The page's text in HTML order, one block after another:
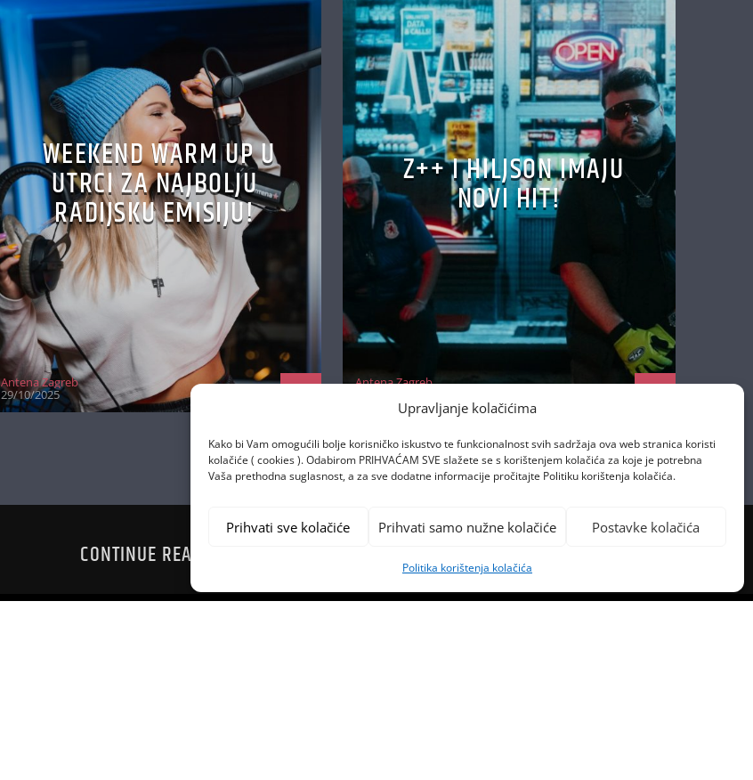
Upravljanje kolačićima
Kako bi Vam omogućili bolje korisničko iskustvo te funkcionalnost svih sadržaja ova web stranica koristi
kolačiće ( cookies ). Odabirom PRIHVAĆAM SVE slažete se s korištenjem kolačića za koje je potrebna
Vaša prethodna suglasnost, a za sve dodatne informacije pročitajte Politiku korištenja kolačića.
Prihvati sve kolačiće Prihvati samo nužne kolačiće Postavke kolačića
Politika korištenja kolačića
WEEKEND WARM UP U
UTRCI ZA NAJBOLJU
RADIJSKU EMISIJU!
Antena Zagreb
29/10/2025
Z++ I HILJSON IMAJU
NOVI HIT!
Antena Zagreb
CONTINUE READING